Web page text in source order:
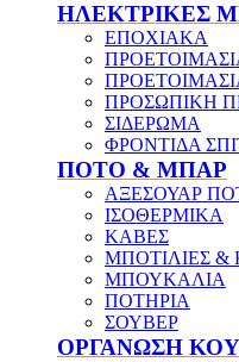
ΗΛΕΚΤΡΙΚΕΣ
ΕΠΟΧΙΑΚΑ
ΠΡΟΣΩΠΙΚΗ
ΣΙΔΕΡΩΜΑ
ΦΡΟΝΤΙΔΑ
ΠΟΤΟ & ΜΠΑΡ
ΑΞΕΣΟΥΑΡ
ΙΣΟΘΕΡΜΙΚΑ
ΚΑΒΕΣ
ΜΠΟΤΙΛΙΕΣ &
ΜΠΟΥΚΑΛΙΑ
ΠΟΤΗΡΙΑ
ΣΟΥΒΕΡ
ΟΡΓΑΝΩΣΗ